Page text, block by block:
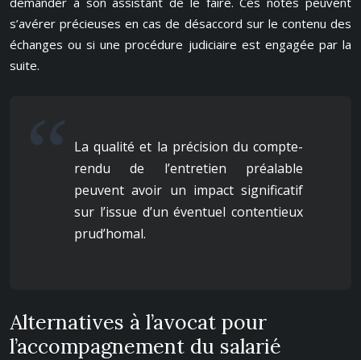
s’avérer précieuses en cas de désaccord sur le contenu des
échanges ou si une procédure judiciaire est engagée par la
suite.
La qualité et la précision du compte-
rendu de l’entretien préalable
peuvent avoir un impact significatif
sur l’issue d’un éventuel contentieux
prud’homal.
Alternatives à l’avocat pour
l’accompagnement du salarié